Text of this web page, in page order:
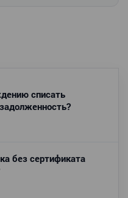
списать
без сертификата